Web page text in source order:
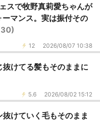
スで牧野真莉愛ちゃんが
マンス。実は振付その
12 2026/08/07 10:38
けてる髪もそのままに
5.6 2026/08/02 15:12
けていく毛もそのまま